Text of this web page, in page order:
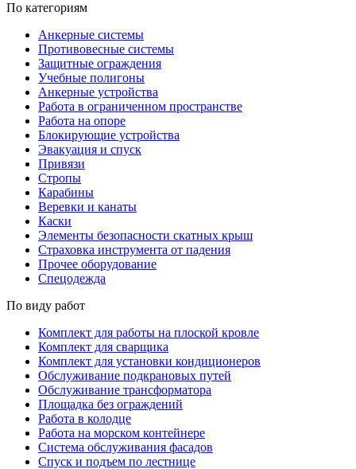
По категориям
Анкерные системы
Противовесные системы
Защитные ограждения
Учебные полигоны
Анкерные устройства
Работа в ограниченном пространстве
Работа на опоре
Блокирующие устройства
Эвакуация и спуск
Привязи
Стропы
Карабины
Веревки и канаты
Каски
Элементы безопасности скатных крыш
Страховка инструмента от падения
Прочее оборудование
Спецодежда
По виду работ
Комплект для работы на плоской кровле
Комплект для сварщика
Комплект для установки кондиционеров
Обслуживание подкрановых путей
Обслуживание трансформатора
Площадка без ограждений
Работа в колодце
Работа на морском контейнере
Система обслуживания фасадов
Спуск и подъем по лестнице